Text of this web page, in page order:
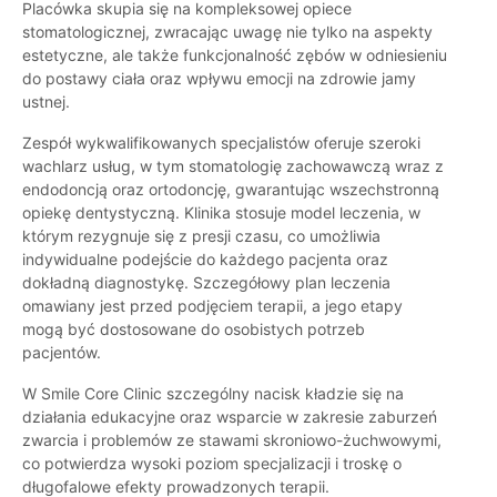
Placówka skupia się na kompleksowej opiece
stomatologicznej, zwracając uwagę nie tylko na aspekty
estetyczne, ale także funkcjonalność zębów w odniesieniu
do postawy ciała oraz wpływu emocji na zdrowie jamy
ustnej.
Zespół wykwalifikowanych specjalistów oferuje szeroki
wachlarz usług, w tym stomatologię zachowawczą wraz z
endodoncją oraz ortodoncję, gwarantując wszechstronną
opiekę dentystyczną. Klinika stosuje model leczenia, w
którym rezygnuje się z presji czasu, co umożliwia
indywidualne podejście do każdego pacjenta oraz
dokładną diagnostykę. Szczegółowy plan leczenia
omawiany jest przed podjęciem terapii, a jego etapy
mogą być dostosowane do osobistych potrzeb
pacjentów.
W Smile Core Clinic szczególny nacisk kładzie się na
działania edukacyjne oraz wsparcie w zakresie zaburzeń
zwarcia i problemów ze stawami skroniowo-żuchwowymi,
co potwierdza wysoki poziom specjalizacji i troskę o
długofalowe efekty prowadzonych terapii.